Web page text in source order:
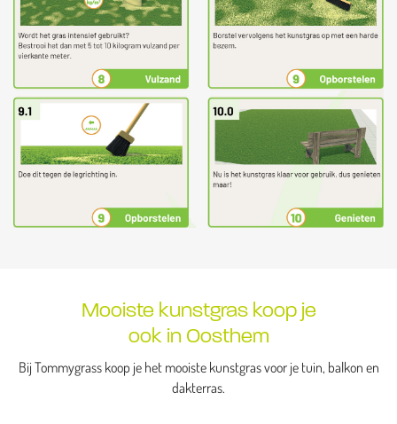
Mooiste kunstgras koop je
ook in Oosthem
Bij Tommygrass koop je het mooiste kunstgras voor je tuin, balkon en
dakterras.